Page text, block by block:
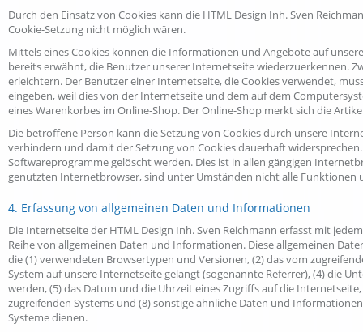
Durch den Einsatz von Cookies kann die HTML Design Inh. Sven
Cookie-Setzung nicht möglich wären.
Mittels eines Cookies können die Informationen und Angebote auf
bereits erwähnt, die Benutzer unserer Internetseite wiederzuerkennen.
erleichtern. Der Benutzer einer Internetseite, die Cookies verwendet,
eingeben, weil dies von der Internetseite und dem auf dem
eines Warenkorbes im Online-Shop. Der Online-Shop merkt sich die
Die betroffene Person kann die Setzung von Cookies durch unsere
verhindern und damit der Setzung von Cookies dauerhaft
Softwareprogramme gelöscht werden. Dies ist in allen gängigen
genutzten Internetbrowser, sind unter Umständen nicht alle
4. Erfassung von allgemeinen Daten und Informationen
Die Internetseite der HTML Design Inh. Sven Reichmann erfasst mit
Reihe von allgemeinen Daten und Informationen. Diese allgemeinen
die (1) verwendeten Browsertypen und Versionen, (2) das vom
System auf unsere Internetseite gelangt (sogenannte Referrer), (4) die
werden, (5) das Datum und die Uhrzeit eines Zugriffs auf die
zugreifenden Systems und (8) sonstige ähnliche Daten und
Systeme dienen.